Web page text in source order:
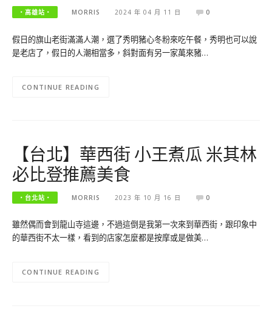
‧高雄站‧ MORRIS 2024 年 04 月 11 日 0
假日的旗山老街滿滿人潮，選了秀明豬心冬粉來吃午餐，秀明也可以說
是老店了，假日的人潮相當多，斜對面有另一家萬來豬…
CONTINUE READING
【台北】華西街 小王煮瓜 米其林
必比登推薦美食
‧台北站‧ MORRIS 2023 年 10 月 16 日 0
雖然偶而會到龍山寺這邊，不過這倒是我第一次來到華西街，跟印象中
的華西街不太一樣，看到的店家怎麼都是按摩或是做美…
CONTINUE READING